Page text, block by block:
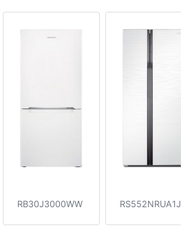
RB30J3000WW RS552NRUA1J